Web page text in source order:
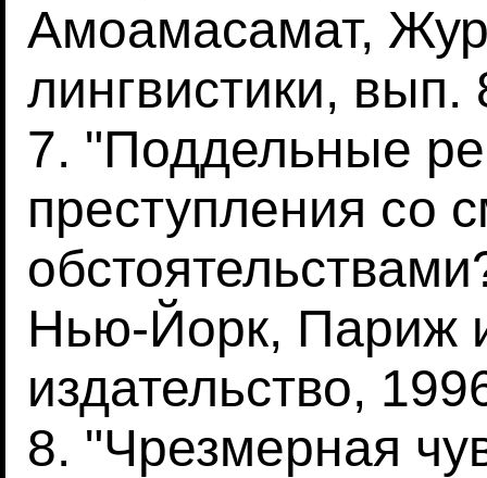
Амоамасамат,
лингвистики,
7. "Поддельные
преступления со
Нью-Йорк, Париж
издательство,
8. "Чрезмерная